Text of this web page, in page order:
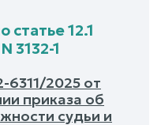
статье 12.1
3132-1
2025 от
приказа об
судьи и